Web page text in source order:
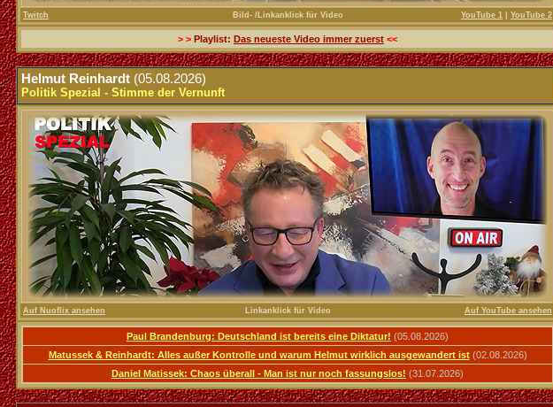
Twitch Bild- /Linkanklick für Video YouTube 1 YouTube 2
> > Playlist: Das neueste Video immer zuerst <<
.
Helmut Reinhardt (05.08.2026)
Politik Spezial - Stimme der Vernunft
Auf Nuoflix ansehen Linkanklick für Video Auf YouTube ansehen
Paul Brandenburg: Deutschland ist bereits eine Diktatur! (05.08.2026)
Matussek & Reinhardt: Alles außer Kontrolle und warum Helmut wirklich ausgewandert ist(02.08.2026)
Daniel Matissek: Chaos überall - Man ist nur noch fassungslos! (31.07.2026)
.